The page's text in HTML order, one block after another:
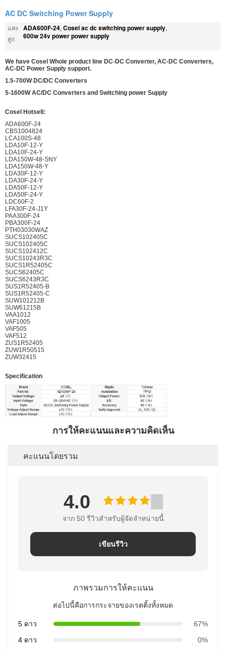
AC DC Switching Power Supply
แสง
สูง:
ADA600F-24, Cosel ac dc switching power supply,
600w 24v power power supply
We have Cosel Whole product line DC-DC Converter, AC-DC Converters,
AC-DC Power Supply support.
1.5-700W DC/DC Converters
5-1600W AC/DC Converters and Switching power Supply
Cosel Hotsell:
ADA600F-24
CBS1004824
LCA100S-48
LDA10F-12-Y
LDA10F-24-Y
LDA150W-48-SNY
LDA150W-48-Y
LDA30F-12-Y
LDA30F-24-Y
LDA50F-12-Y
LDA50F-24-Y
LDC60F-2
LFA30F-24-J1Y
PAA300F-24
PBA300F-24
PTH03030WAZ
SUCS102405C
SUCS102405C
SUCS102412C
SUCS10243R3C
SUCS1R52405C
SUCS62405C
SUCS6243R3C
SUS1R52405-B
SUS1R52405-C
SUW101212B
SUW61215B
VAA1012
VAF1005
VAF505
VAF512
ZUS1R52405
ZUW1R50515
ZUW32415
Specification
การให้คะแนนและความคิดเห็น
คะแนนโดยรวม
4.0
จาก 50 รีวิวสําหรับผู้จัดจําหน่ายนี้
เขียนรีวิว
ภาพรวมการให้คะแนน
ต่อไปนี้คือการกระจายของเรตติ้งทั้งหมด
5 ดาว
67%
4 ดาว
0%